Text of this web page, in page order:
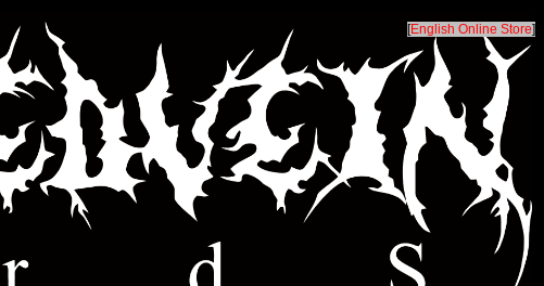
[English Online Store]